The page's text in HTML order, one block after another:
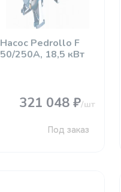
Насос Pedrollo F
50/250А, 18,5 кВт
321 048 ₽/шт
Под заказ